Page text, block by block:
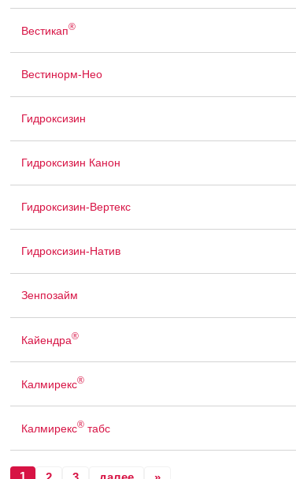
Вестикап®
Вестинорм-Нео
Гидроксизин
Гидроксизин Канон
Гидроксизин-Вертекс
Гидроксизин-Натив
Зенпозайм
Кайендра®
Калмирекс®
Калмирекс®табс